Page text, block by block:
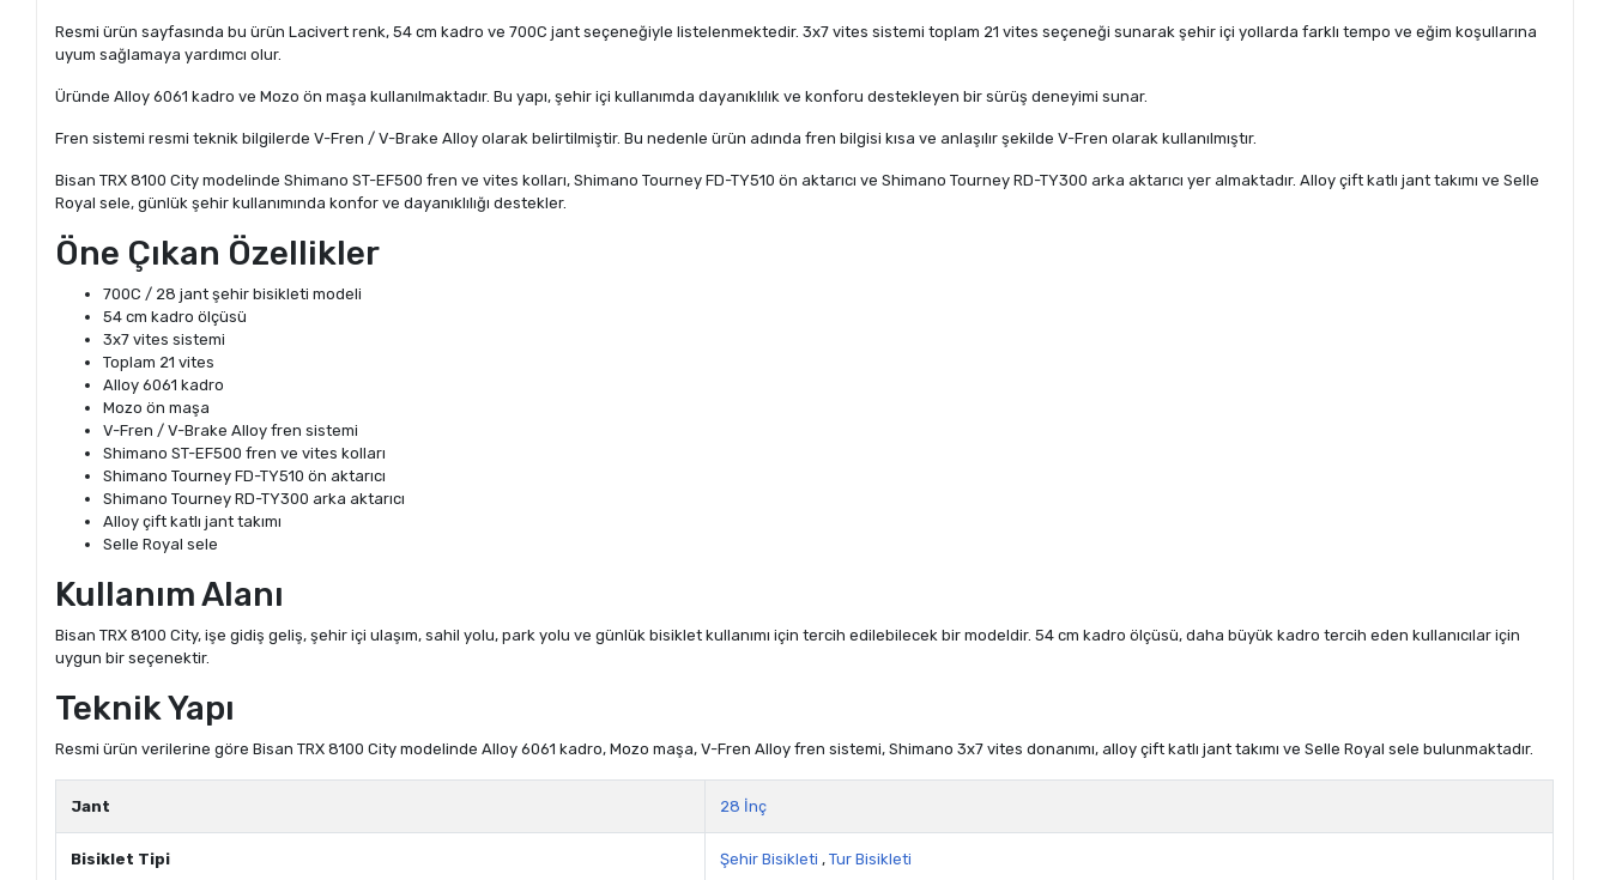
Resmi ürün sayfasında bu ürün Lacivert renk, 54 cm kadro ve 700C jant seçeneğiyle listelenmektedir. 3x7 vites sistemi toplam 21 vites seçeneği sunarak şehir içi yollarda farklı tempo ve eğim koşullarına
uyum sağlamaya yardımcı olur.
Üründe Alloy 6061 kadro ve Mozo ön maşa kullanılmaktadır. Bu yapı, şehir içi kullanımda dayanıklılık ve konforu destekleyen bir sürüş deneyimi sunar.
Fren sistemi resmi teknik bilgilerde V-Fren / V-Brake Alloy olarak belirtilmiştir. Bu nedenle ürün adında fren bilgisi kısa ve anlaşılır şekilde V-Fren olarak kullanılmıştır.
Bisan TRX 8100 City modelinde Shimano ST-EF500 fren ve vites kolları, Shimano Tourney FD-TY510 ön aktarıcı ve Shimano Tourney RD-TY300 arka aktarıcı yer almaktadır. Alloy çift katlı jant takımı ve Selle
Royal sele, günlük şehir kullanımında konfor ve dayanıklılığı destekler.
Öne Çıkan Özellikler
700C / 28 jant şehir bisikleti modeli
54 cm kadro ölçüsü
3x7 vites sistemi
Toplam 21 vites
Alloy 6061 kadro
Mozo ön maşa
V-Fren / V-Brake Alloy fren sistemi
Shimano ST-EF500 fren ve vites kolları
Shimano Tourney FD-TY510 ön aktarıcı
Shimano Tourney RD-TY300 arka aktarıcı
Alloy çift katlı jant takımı
Selle Royal sele
Kullanım Alanı
Bisan TRX 8100 City, işe gidiş geliş, şehir içi ulaşım, sahil yolu, park yolu ve günlük bisiklet kullanımı için tercih edilebilecek bir modeldir. 54 cm kadro ölçüsü, daha büyük kadro tercih eden kullanıcılar için
uygun bir seçenektir.
Teknik Yapı
Resmi ürün verilerine göre Bisan TRX 8100 City modelinde Alloy 6061 kadro, Mozo maşa, V-Fren Alloy fren sistemi, Shimano 3x7 vites donanımı, alloy çift katlı jant takımı ve Selle Royal sele bulunmaktadır.
Jant 28 İnç
Bisiklet Tipi Şehir Bisikleti ,Tur Bisikleti